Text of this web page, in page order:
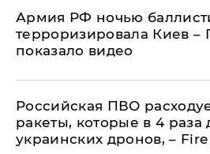
Армия РФ ночью
терроризировала Киев –
показало видео
Российская ПВО
ракеты, которые в 4 раза
украинских дронов, –